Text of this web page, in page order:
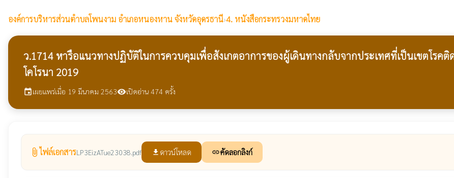
องค์การบริหารส่วนตำบลโพนงาม อำเภอหนองหาน จังหวัดอุดรธานี›4. หนังสือกระทรวงมหาดไทย
ว.1714 หารือแนวทางปฏิบัติในการควบคุมเพื่อสังเกตอาการของผู้เดินทางกลับจากประเทศที่เป็นเขตโรค
โคโรนา 2019
eventเผยแพร่เมื่อ 19 มีนาคม 2563visibilityเปิดอ่าน 474 ครั้ง
attach_file ไฟล์เอกสารLP3EizATue23038.pdf file_download ดาวน์โหลด linkคัดลอกลิงก์